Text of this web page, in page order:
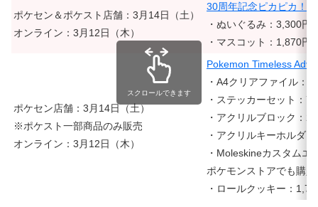
ポケセン＆ポケスト店舗：3月14日（土）
オンライン：3月12日（木）
30周年記念ピカピカ！
・ぬいぐるみ：3,300円
・マスコット：1,870円
ポケセン店舗：3月14日（土）
※ポケスト一部商品のみ販売
オンライン：3月12日（木）
Pokemon Timeless
・A4クリアファイル：
・ステッカーセット：
・アクリルブロック：
・アクリルキーホルダ
・Moleskineカスタム
ポケモンストアでも購入
・ロールクッキー：
スクロールできます